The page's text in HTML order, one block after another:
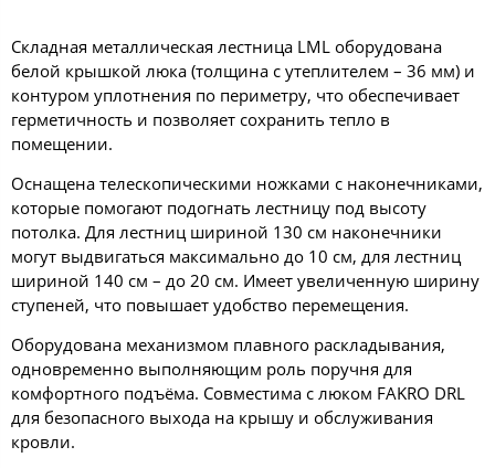
Складная металлическая лестница LML оборудована
белой крышкой люка (толщина с утеплителем – 36 мм) и
контуром уплотнения по периметру, что обеспечивает
герметичность и позволяет сохранить тепло в
помещении.
Оснащена телескопическими ножками с наконечниками,
которые помогают подогнать лестницу под высоту
потолка. Для лестниц шириной 130 см наконечники
могут выдвигаться максимально до 10 см, для лестниц
шириной 140 см – до 20 см. Имеет увеличенную ширину
ступеней, что повышает удобство перемещения.
Оборудована механизмом плавного раскладывания,
одновременно выполняющим роль поручня для
комфортного подъёма. Совместима с люком FAKRO DRL
для безопасного выхода на крышу и обслуживания
кровли.